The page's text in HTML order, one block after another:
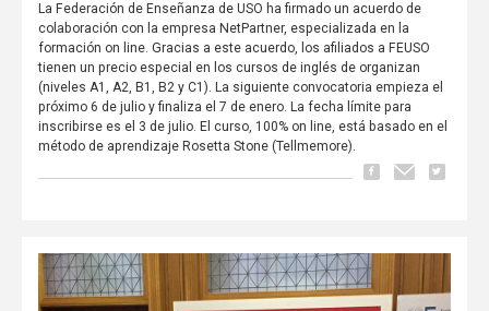
La Federación de Enseñanza de USO ha firmado un acuerdo de
colaboración con la empresa NetPartner, especializada en la
formación on line. Gracias a este acuerdo, los afiliados a FEUSO
tienen un precio especial en los cursos de inglés de organizan
(niveles A1, A2, B1, B2 y C1). La siguiente convocatoria empieza el
próximo 6 de julio y finaliza el 7 de enero. La fecha límite para
inscribirse es el 3 de julio. El curso, 100% on line, está basado en el
método de aprendizaje Rosetta Stone (Tellmemore).